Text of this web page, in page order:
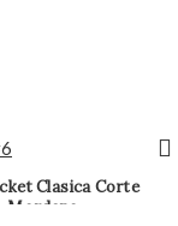
Clasica Corte
Mordeno